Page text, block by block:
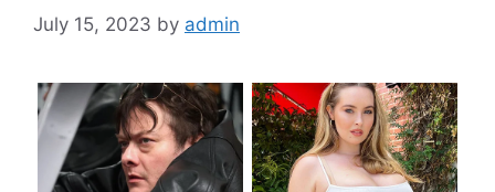
July 15, 2023 by admin